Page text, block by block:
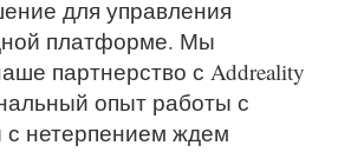
для управления
платформе. Мы
партнерство с Addreality
опыт работы с
нетерпением ждем